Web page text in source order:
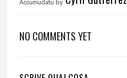
Accumudatu by
NO COMMENTS YET